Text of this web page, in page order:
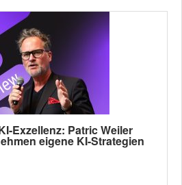
Exzellenz: Patric Weiler
eigene KI-Strategien